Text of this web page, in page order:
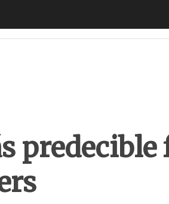
predecible